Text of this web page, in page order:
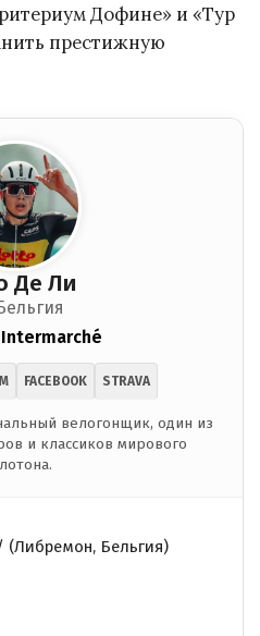
Дофине» и «Тур
престижную
Де Ли
FACEBOOK STRAVA
велогонщик, один из
и классиков мирового
(Либремон, Бельгия)